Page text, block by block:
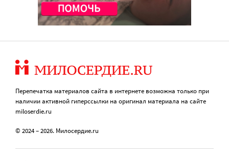
Перепечатка материалов сайта в интернете возможна только при
наличии активной гиперссылки на оригинал материала на сайте
miloserdie.ru
© 2024 – 2026. Милосердие.ru